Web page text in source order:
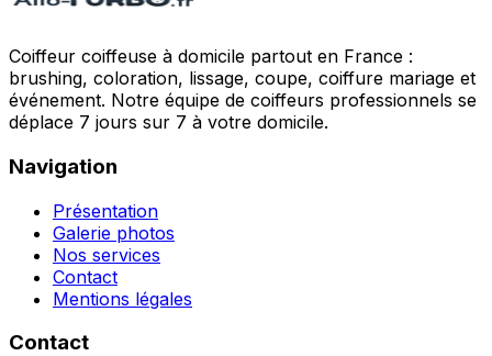
Coiffeur coiffeuse à domicile partout en France :
brushing, coloration, lissage, coupe, coiffure mariage et
événement. Notre équipe de coiffeurs professionnels se
déplace 7 jours sur 7 à votre domicile.
Navigation
Présentation
Galerie photos
Nos services
Contact
Mentions légales
Contact